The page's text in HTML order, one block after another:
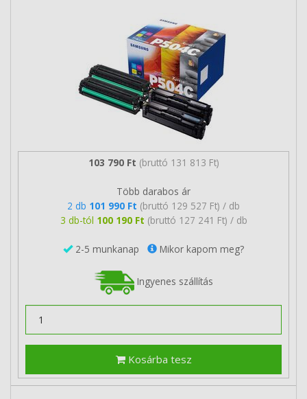
103 790 Ft (bruttó 131 813 Ft)
Több darabos ár
2 db 101 990 Ft (bruttó 129 527 Ft) / db
3 db-tól 100 190 Ft (bruttó 127 241 Ft) / db
2-5 munkanap Mikor kapom meg?
Ingyenes szállítás
Kosárba tesz